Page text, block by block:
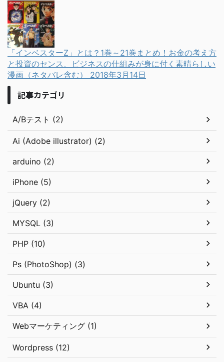
「インベスターZ」とは？1巻～21巻まとめ！お金の考え方
と投資のセンス、ビジネスの仕組みが身に付く素晴らしい
漫画（ネタバレ含む） 2018年3月14日
記事カテゴリ
A/Bテスト (2)
Ai (Adobe illustrator) (2)
arduino (2)
iPhone (5)
jQuery (2)
MYSQL (3)
PHP (10)
Ps (PhotoShop) (3)
Ubuntu (3)
VBA (4)
Webマーケティング (1)
Wordpress (12)